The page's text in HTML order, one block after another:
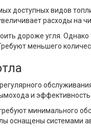
доступных видов
расходы на
дороже угля.
меньшего
и эффективность
минимального
оснащены системами